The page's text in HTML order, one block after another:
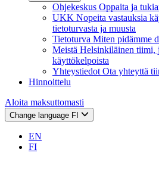
Ohjekeskus Oppaita ja
UKK Nopeita vastauksia
tietoturvasta ja muusta
Tietoturva Miten pidämme
Meistä Helsinkiläinen tiimi,
käyttökelpoista
Yhteystiedot Ota yhteyttä
Hinnoittelu
Aloita maksuttomasti
Change language FI
EN
FI